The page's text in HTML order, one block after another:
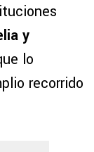
y
lo
recorrido